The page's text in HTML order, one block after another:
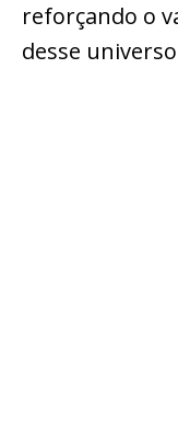
reforçando o
desse